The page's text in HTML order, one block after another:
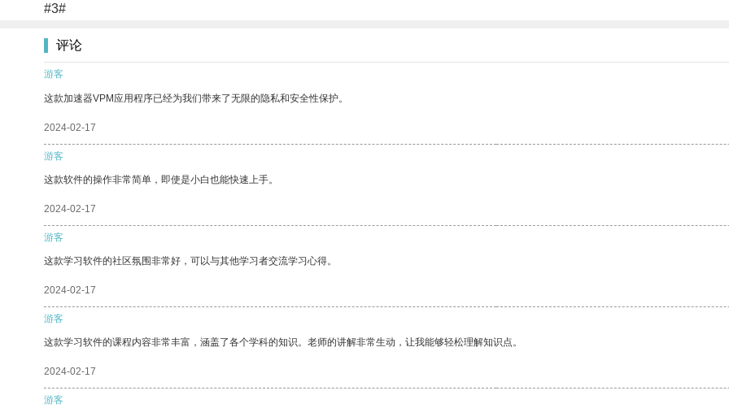
#3#
评论
游客
这款加速器VPM应用程序已经为我们带来了无限的隐私和安全性保护。
2024-02-17
游客
这款软件的操作非常简单，即使是小白也能快速上手。
2024-02-17
游客
这款学习软件的社区氛围非常好，可以与其他学习者交流学习心得。
2024-02-17
游客
这款学习软件的课程内容非常丰富，涵盖了各个学科的知识。老师的讲解非常生动，让我能够轻松理解知识点。
2024-02-17
游客